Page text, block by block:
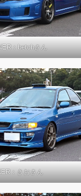
：betchさん
：きおさん